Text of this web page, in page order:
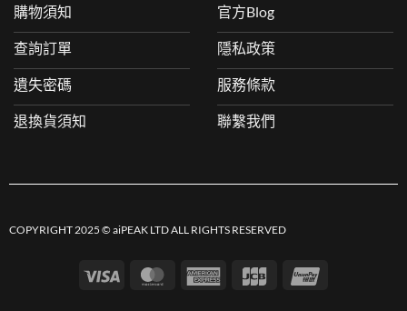
購物須知
查詢訂單
遺失密碼
退換貨須知
官方Blog
隱私政策
服務條款
聯繫我們
COPYRIGHT 2025 © aiPEAK LTD ALL RIGHTS RESERVED
Visa MasterCardAmerican JCB